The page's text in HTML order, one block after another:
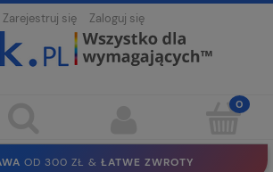
Zarejestruj się Zaloguj się
OD 300 ZŁ & ŁATWE ZWROTY